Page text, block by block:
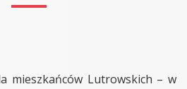
mieszkańców Lutrowskich – w